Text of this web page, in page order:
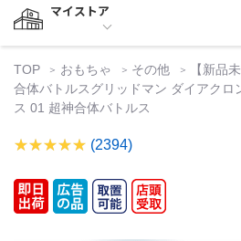
マイストア
TOP おもちゃ その他
【新品
合体バトルスグリッドマン ダイアクロ
ス 01 超神合体バトルス
(2394)